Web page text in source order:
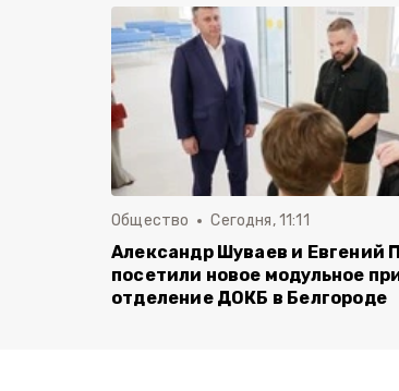
Общество Сегодня, 11:11
Александр Шуваев и Евгений
посетили новое модульное
отделение ДОКБ в Белгороде